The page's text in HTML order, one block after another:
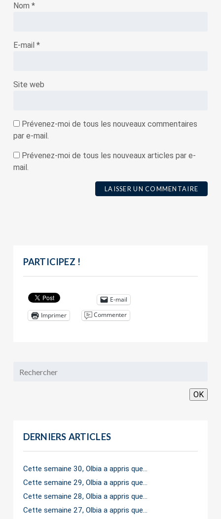
Nom *
E-mail *
Site web
Prévenez-moi de tous les nouveaux commentaires
par e-mail.
Prévenez-moi de tous les nouveaux articles par e-
mail.
PARTICIPEZ !
E-mail
Imprimer
Commenter
OK
DERNIERS ARTICLES
Cette semaine 30, Olbia a appris que…
Cette semaine 29, Olbia a appris que…
Cette semaine 28, Olbia a appris que…
Cette semaine 27, Olbia a appris que…